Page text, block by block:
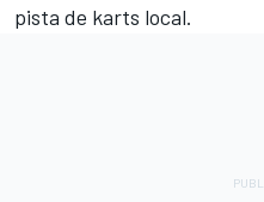
pista de karts local.